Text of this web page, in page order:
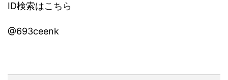
ID検索はこちら
@693ceenk